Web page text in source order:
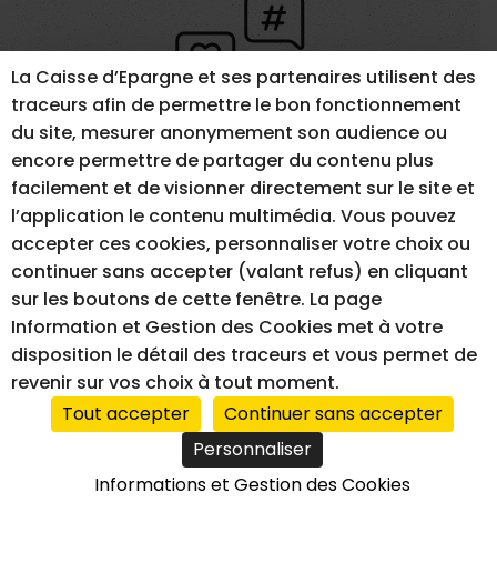
SUIVEZ-NOUS
MENTIONS LÉGALES
GESTION DES COOKIES
La Caisse d’Epargne et ses partenaires utilisent des
traceurs afin de permettre le bon fonctionnement
du site, mesurer anonymement son audience ou
encore permettre de partager du contenu plus
facilement et de visionner directement sur le site et
l’application le contenu multimédia. Vous pouvez
accepter ces cookies, personnaliser votre choix ou
continuer sans accepter (valant refus) en cliquant
sur les boutons de cette fenêtre. La page
Information et Gestion des Cookies met à votre
disposition le détail des traceurs et vous permet de
revenir sur vos choix à tout moment.
Tout accepter
Continuer sans accepter
Personnaliser
Informations et Gestion des Cookies